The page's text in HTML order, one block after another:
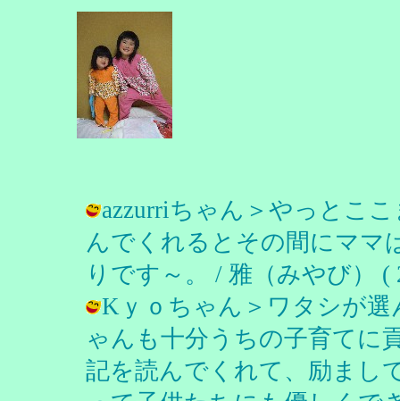
azzurriちゃん＞やっとこ
んでくれるとその間にママ
りです～。 / 雅（みやび） (
Kｙｏちゃん＞ワタシが
ゃんも十分うちの子育てに
記を読んでくれて、励まし